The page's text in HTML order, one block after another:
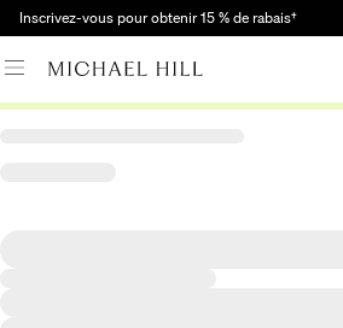
Inscrivez-vous pour obtenir 15 % de rabais†